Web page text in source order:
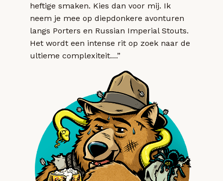
heftige smaken. Kies dan voor mij. Ik
neem je mee op diepdonkere avonturen
langs Porters en Russian Imperial Stouts.
Het wordt een intense rit op zoek naar de
ultieme complexiteit....”